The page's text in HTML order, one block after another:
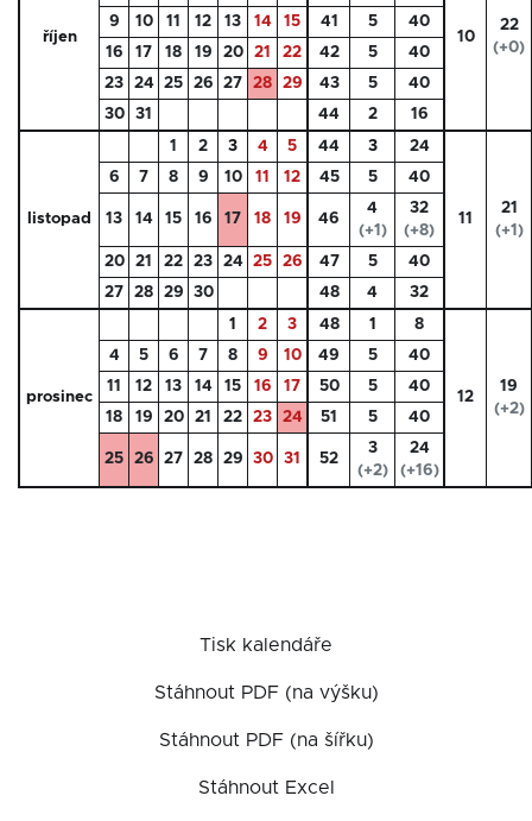
říjen 10
22
(+0)
9
10 11 12 13 14 15 41 5
40
16
17 18 19 20 21 22 42 5
40
23
24 25 26 27 28 29 43 5
40
30
31 44 2 16
listopad
1 2 3 4 5 44 3 24
11
21
(+1)
6 7 8 9 10 11 12 45 5 40
13 14 15 16 17 18 19 46
4
(+1)
32
(+8)
20
21 22 23 24 25 26 47 5
40
27
28 29 30 48 4 32
prosinec
1 2 3 48 1 8
12
19
(+2)
4 5 6 7 8 9 10 49 5
40
11
12 13 14 15 16 17 50 5
40
18
19 20 21 22 23 24 51 5 40
25 26 27 28 29 30 31 52
3
(+2)
24
(+16)
Tisk kalendáře
Stáhnout PDF (na výšku)
Stáhnout PDF (na šířku)
Stáhnout Excel